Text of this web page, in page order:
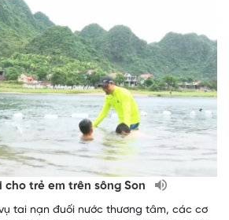
cho trẻ em trên sông Son
tai nạn đuối nước thương tâm, các cơ